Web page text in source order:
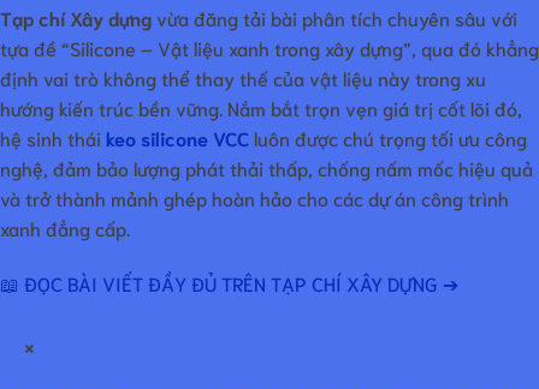
Tạp chí Xây dựngvừa đăng tải bài phân tích chuyên sâu với
tựa đề “Silicone – Vật liệu xanh trong xây dựng”, qua đó khẳng
định vai trò không thể thay thế của vật liệu này trong xu
hướng kiến trúc bền vững. Nắm bắt trọn vẹn giá trị cốt lõi đó,
hệ sinh thái keo silicone VCC luôn được chú trọng tối ưu công
nghệ, đảm bảo lượng phát thải thấp, chống nấm mốc hiệu quả
và trở thành mảnh ghép hoàn hảo cho các dự án công trình
xanh đẳng cấp.
📖 ĐỌC BÀI VIẾT ĐẦY ĐỦ TRÊN TẠP CHÍ XÂY DỰNG ➔
×